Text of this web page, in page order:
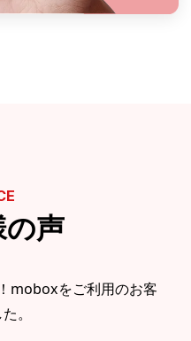
声
moboxをご利用のお客
。